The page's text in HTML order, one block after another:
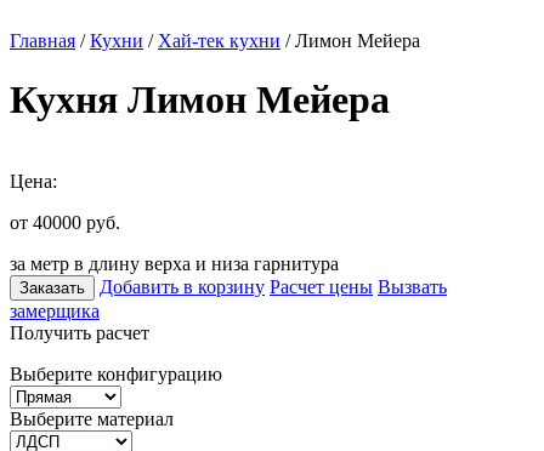
Главная /Кухни / Хай-тек кухни / Лимон Мейера
Кухня Лимон Мейера
Цена:
от 40000 руб.
за метр в длину верха и низа гарнитура
Заказать Добавить в корзину Расчет цены Вызвать
замерщика
Получить расчет
Выберите конфигурацию
Выберите материал